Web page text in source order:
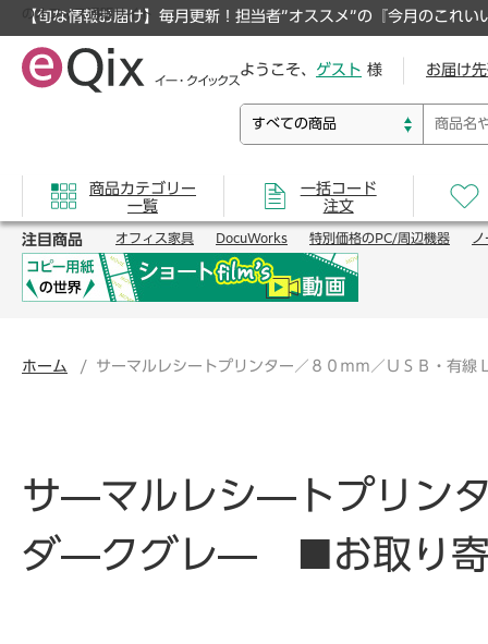
【旬な情報お届け】毎月更新！担当者”オススメ”の『今月のこれい
のオフィス通販サイト
ようこそ、 ゲスト 様 お届け
商品カテゴリー
一覧
一括コード
注文
注目商品 オフィス家具 DocuWorks 特別価格のPC/周辺機器 ノ
ホーム サーマルレシートプリンター／８０ｍｍ／ＵＳＢ・有
サ―マルレシ―トプリン
ダ―クグレ― ■お取り寄